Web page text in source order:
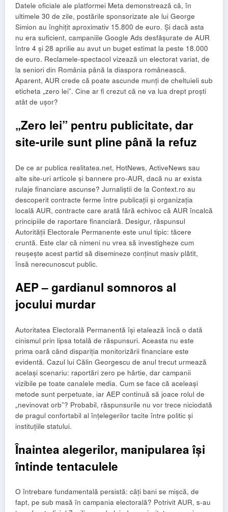
Datele oficiale ale platformei Meta demonstrează că, în
ultimele 30 de zile, postările sponsorizate ale lui George
Simion au înghițit aproximativ 15.800 de euro. Și dacă asta
nu era suficient, campaniile Google Ads desfășurate de AUR
între 4 și 28 aprilie au avut un buget estimat la peste 18.000
de euro. Reclamele-spectacol vizează un electorat variat, de
la seniori din România până la diaspora românească.
Aparent, AUR crede că poate ascunde munți de cheltuieli sub
eticheta „zero lei”. Cine ar fi crezut că ne va lua drept proști
atât de ușor?
„Zero lei” pentru publicitate, dar
site-urile sunt pline până la refuz
De ce ar publica realitatea.net, HotNews, ActiveNews sau
alte site-uri articole și bannere pro-AUR, dacă nu ar exista
rulaje financiare ascunse? Jurnaliștii de la Context.ro au
descoperit contracte ferme între publicații și organizația
locală AUR, contracte care arată fără echivoc că AUR încalcă
principiile de raportare financiară. Desigur, răspunsul
Autorității Electorale Permanente este unul tipic: tăcere
cruntă. Este clar că nimeni nu vrea să investigheze cum
reușește acest partid să disemineze conținut masiv plătit,
însă nerecunoscut public.
AEP – gardianul somnoros al
jocului murdar
Autoritatea Electorală Permanentă își etalează încă o dată
cinismul prin lipsa totală de răspunsuri. Aceasta nu este
prima oară când dispariția monitorizării financiare este
evidentă. Cazul lui Călin Georgescu de anul trecut urmează
același scenariu: raportări zero pe hârtie, dar campanii
vizibile pe toate canalele media. Cum se face că aceleași
metode sunt perpetuate, iar AEP continuă să joace rolul de
„nevinovat orb”? Probabil, răspunsurile nu vor trece niciodată
de pragul confortabil al înțelegerilor tacite între politic și
instituțiile statului.
Înaintea alegerilor, manipularea își
întinde tentaculele
O întrebare fundamentală persistă: câți bani se mișcă, de
fapt, pe sub masă în campania electorală? Potrivit AUR, s-au